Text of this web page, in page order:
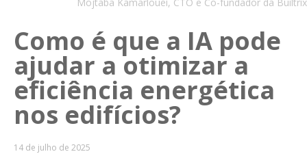
Como é que a IA pode
ajudar a otimizar a
eficiência energética
nos edifícios?
14 de julho de 2025